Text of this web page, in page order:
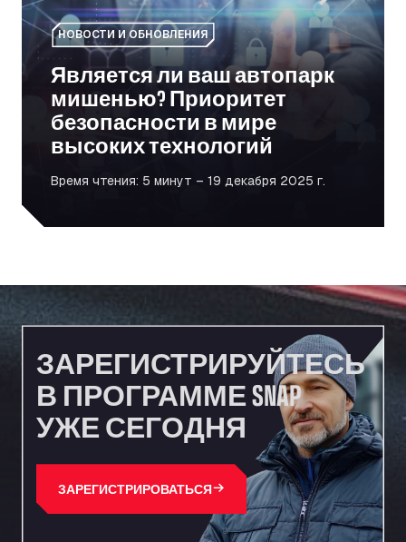
НОВОСТИ И ОБНОВЛЕНИЯ
Является ли ваш автопарк
мишенью? Приоритет
безопасности в мире
высоких технологий
Время чтения: 5 минут – 19 декабря 2025 г.
ЗАРЕГИСТРИРУЙТЕСЬ
В ПРОГРАММЕ SNAP
УЖЕ СЕГОДНЯ
ЗАРЕГИСТРИРОВАТЬСЯ